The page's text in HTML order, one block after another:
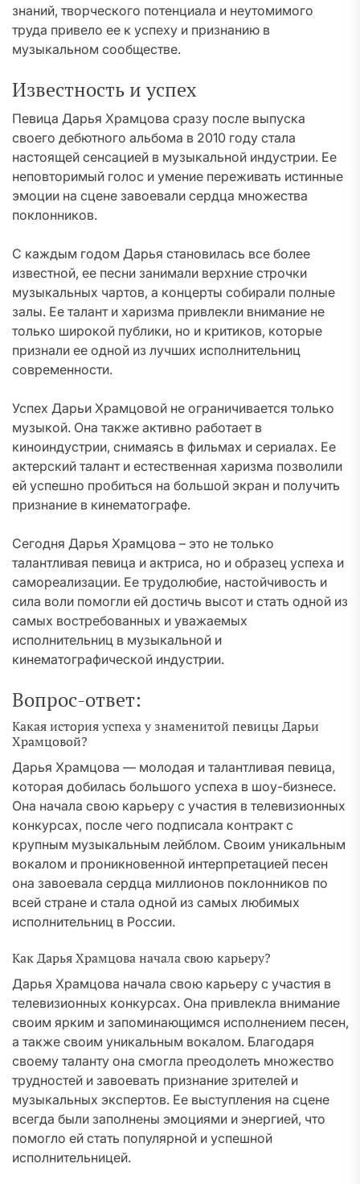
знаний, творческого потенциала и неутомимого
труда привело ее к успеху и признанию в
музыкальном сообществе.
Известность и успех
Певица Дарья Храмцова сразу после выпуска
своего дебютного альбома в 2010 году стала
настоящей сенсацией в музыкальной индустрии. Ее
неповторимый голос и умение переживать истинные
эмоции на сцене завоевали сердца множества
поклонников.
С каждым годом Дарья становилась все более
известной, ее песни занимали верхние строчки
музыкальных чартов, а концерты собирали полные
залы. Ее талант и харизма привлекли внимание не
только широкой публики, но и критиков, которые
признали ее одной из лучших исполнительниц
современности.
Успех Дарьи Храмцовой не ограничивается только
музыкой. Она также активно работает в
киноиндустрии, снимаясь в фильмах и сериалах. Ее
актерский талант и естественная харизма позволили
ей успешно пробиться на большой экран и получить
признание в кинематографе.
Сегодня Дарья Храмцова – это не только
талантливая певица и актриса, но и образец успеха и
самореализации. Ее трудолюбие, настойчивость и
сила воли помогли ей достичь высот и стать одной из
самых востребованных и уважаемых
исполнительниц в музыкальной и
кинематографической индустрии.
Вопрос-ответ:
Какая история успеха у знаменитой певицы Дарьи
Храмцовой?
Дарья Храмцова — молодая и талантливая певица,
которая добилась большого успеха в шоу-бизнесе.
Она начала свою карьеру с участия в телевизионных
конкурсах, после чего подписала контракт с
крупным музыкальным лейблом. Своим уникальным
вокалом и проникновенной интерпретацией песен
она завоевала сердца миллионов поклонников по
всей стране и стала одной из самых любимых
исполнительниц в России.
Как Дарья Храмцова начала свою карьеру?
Дарья Храмцова начала свою карьеру с участия в
телевизионных конкурсах. Она привлекла внимание
своим ярким и запоминающимся исполнением песен,
а также своим уникальным вокалом. Благодаря
своему таланту она смогла преодолеть множество
трудностей и завоевать признание зрителей и
музыкальных экспертов. Ее выступления на сцене
всегда были заполнены эмоциями и энергией, что
помогло ей стать популярной и успешной
исполнительницей.